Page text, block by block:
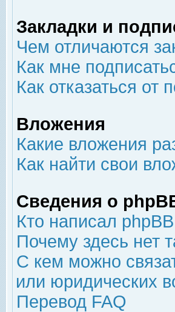
Закладки и
Чем отличаются
Как мне
Как отказаться от
Вложения
Какие вложения
Как найти свои
Сведения о
Кто написал
Почему здесь нет
С кем можно
или юридических
Перевод FAQ